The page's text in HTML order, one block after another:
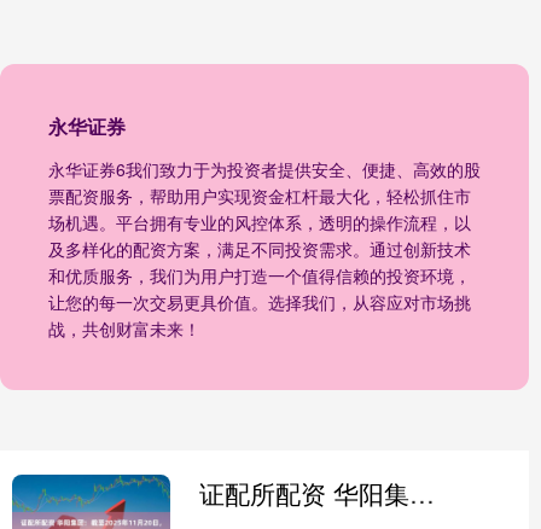
永华证券
永华证券6我们致力于为投资者提供安全、便捷、高效的股
票配资服务，帮助用户实现资金杠杆最大化，轻松抓住市
场机遇。平台拥有专业的风控体系，透明的操作流程，以
及多样化的配资方案，满足不同投资需求。通过创新技术
和优质服务，我们为用户打造一个值得信赖的投资环境，
让您的每一次交易更具价值。选择我们，从容应对市场挑
战，共创财富未来！
证配所配资 华阳集团：截至2025年11月20日，公司股东总户数为40415户